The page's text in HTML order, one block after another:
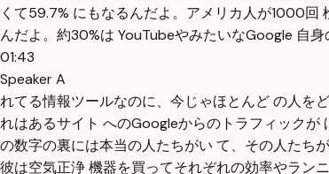
くて59.7% にもなるんだよ。アメリカ人が1000
んだよ。約30%は YouTubeやみたいなGoogle 自
01:43
Speaker A
れてる情報ツールなのに、今じゃほとんど の人を
れはあるサイト へのGoogleからのトラフィック
の数字の裏には本当の人たちがい て、その人たち
彼は空気正浄 機器を買ってそれぞれの効率やラン